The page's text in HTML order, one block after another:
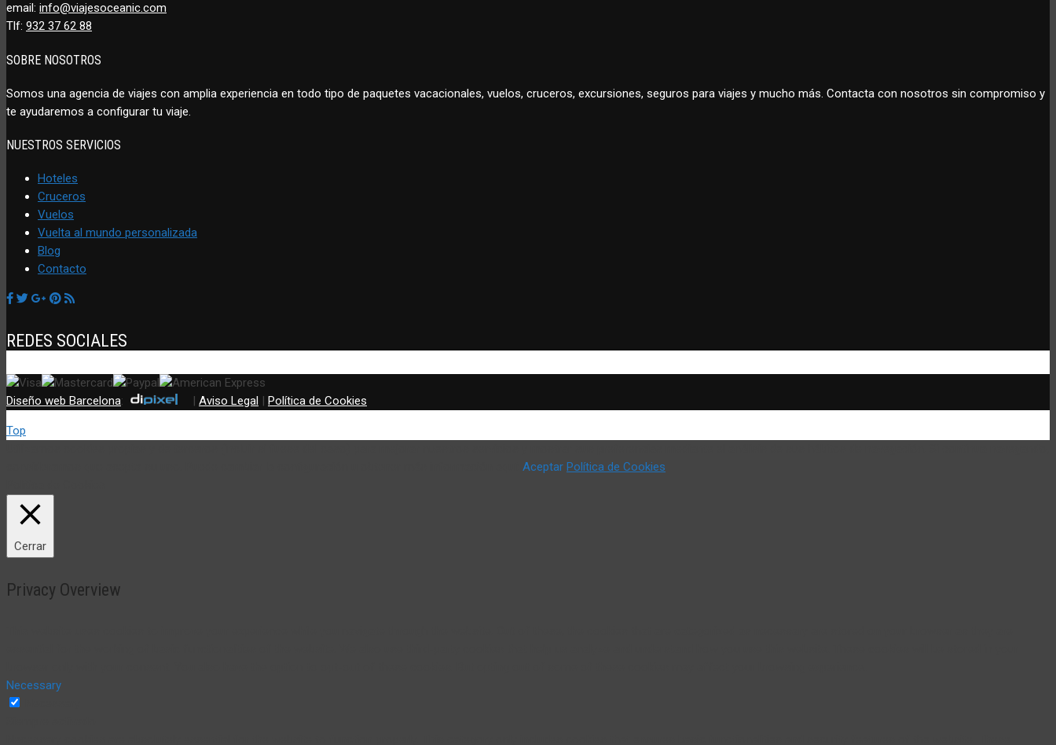
email: info@viajesoceanic.com
Tlf: 932 37 62 88
SOBRE NOSOTROS
Somos una agencia de viajes con amplia experiencia en todo tipo de paquetes vacacionales, vuelos, cruceros, excursiones, seguros para viajes y mucho más. Contacta con nosotros sin compromiso y
te ayudaremos a configurar tu viaje.
NUESTROS SERVICIOS
Hoteles
Cruceros
Vuelos
Vuelta al mundo personalizada
Blog
Contacto
REDES SOCIALES
Diseño web Barcelona: | Aviso Legal | Política de Cookies
Top
Aceptar Política de Cookies
Cerrar
Privacy Overview
Necessary